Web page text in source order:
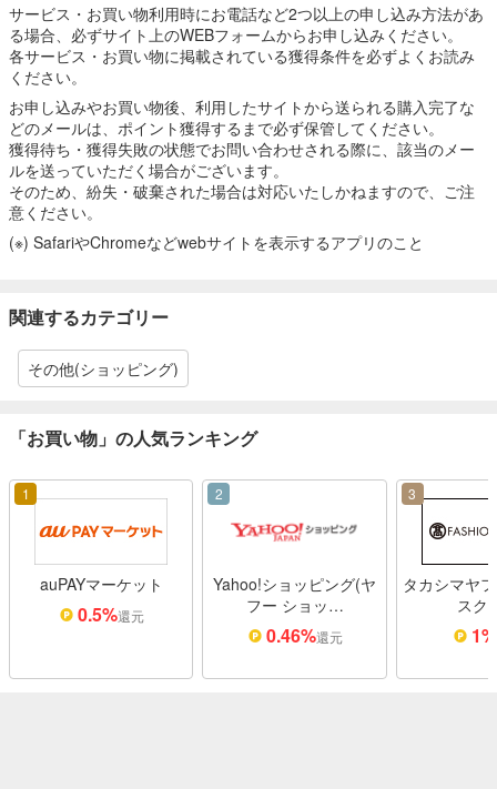
サービス・お買い物利用時にお電話など2つ以上の申し込み方法があ
る場合、必ずサイト上のWEBフォームからお申し込みください。
各サービス・お買い物に掲載されている獲得条件を必ずよくお読み
ください。
お申し込みやお買い物後、利用したサイトから送られる購入完了な
どのメールは、ポイント獲得するまで必ず保管してください。
獲得待ち・獲得失敗の状態でお問い合わせされる際に、該当のメー
ルを送っていただく場合がございます。
そのため、紛失・破棄された場合は対応いたしかねますので、ご注
意ください。
(※) SafariやChromeなどwebサイトを表示するアプリのこと
関連するカテゴリー
その他(ショッピング)
「お買い物」の人気ランキング
1
auPAYマーケット
0.5%還元
2
Yahoo!ショッピング(ヤ
フー ショッ…
0.46%還元
3
タカシマヤ
スク
1%